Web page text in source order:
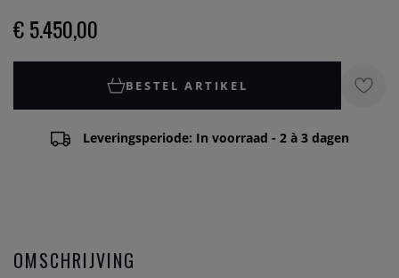
€ 5.450,00
BESTEL ARTIKEL
Leveringsperiode: In voorraad - 2 à 3 dagen
OMSCHRIJVING